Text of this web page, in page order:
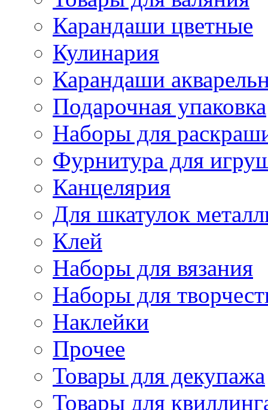
Карандаши цветные
Кулинария
Карандаши
Подарочная упаковка
Наборы для
Фурнитура для
Канцелярия
Для шкатулок
Клей
Наборы для вязания
Наборы для
Наклейки
Прочее
Товары для декупажа
Товары для